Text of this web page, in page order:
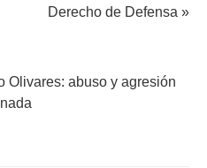
Derecho de Defensa »
Olivares: abuso y agresión